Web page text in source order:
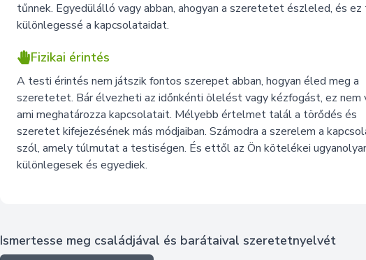
tűnnek. Egyedülálló vagy abban, ahogyan a szeretetet észleled, és
különlegessé a kapcsolataidat.
Fizikai érintés
A testi érintés nem játszik fontos szerepet abban, hogyan éled meg a
szeretetet. Bár élvezheti az időnkénti ölelést vagy kézfogást, ez nem
ami meghatározza kapcsolatait. Mélyebb értelmet talál a törődés és
szeretet kifejezésének más módjaiban. Számodra a szerelem a
szól, amely túlmutat a testiségen. És ettől az Ön kötelékei
különlegesek és egyediek.
Ismertesse meg családjával és barátaival szeretetnyelvét